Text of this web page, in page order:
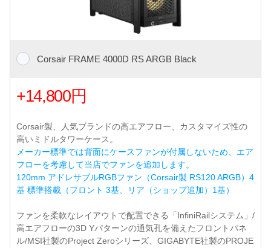
Corsair FRAME 4000D RS ARGB Black
+14,800円
Corsair製、人気ブランドの高エアフロー、カスタマイズ性の
高いミドルタワーケース。
メーカー標準では背面にケースファンが付属しないため、エア
フローを考慮して当店でファンを追加します。
120mm アドレサブルRGBファン（Corsair製 RS120 ARGB）4
基 標準搭載（フロント 3基、リア（ショップ追加）1基）
ファンを柔軟なレイアウトで配置できる「InfiniRailシステム」/
高エアフローの3D Yパターンの通気孔を備えたフロントパネ
ル/MSI社製のProject Zeroシリーズ、GIGABYTE社製のPROJE